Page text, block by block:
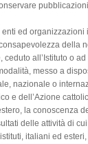
ed
della
ceduto all’Istituto o
messo a
nazionale o
e dell’Azione
la conoscenza
delle attività di
italiani ed